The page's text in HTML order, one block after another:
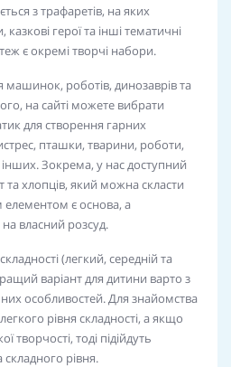
з трафаретів, на яких
герої та інші тематичні
є окремі творчі набори.
роботів, динозаврів та
на сайті можете вибрати
для створення гарних
пташки, тварини, роботи,
Зокрема, у нас доступний
та хлопців, який можна скласти
елементом є основа, а
власний розсуд.
(легкий, середній та
варіант для дитини варто з
особливостей. Для знайомства
рівня складності, а якщо
творчості, тоді підійдуть
рівня.